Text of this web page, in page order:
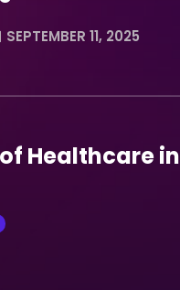
SEPTEMBER 11, 2025
Healthcare in